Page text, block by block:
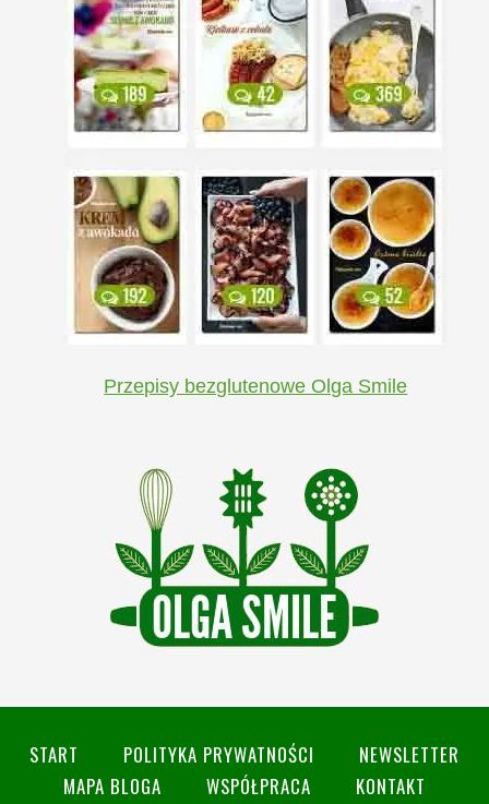
Przepisy bezglutenowe Olga Smile
START POLITYKA PRYWATNOŚCI
NEWSLETTER
MAPA BLOGA
WSPÓŁPRACA
KONTAKT